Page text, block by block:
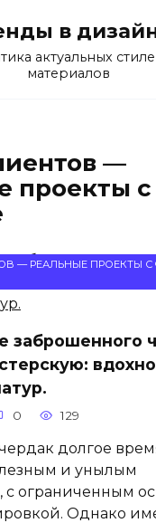
в
актуальных
материалов
—
проекты
— РЕАЛЬНЫЕ ПРОЕКТЫ
заброшенного
0 129
долгое
и унылым
с ограниченным
Однако